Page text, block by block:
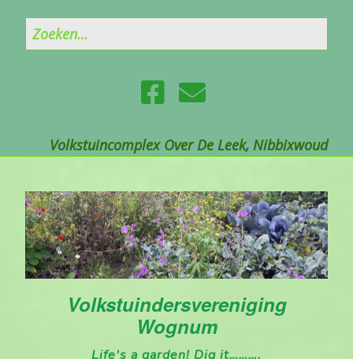
Volkstuincomplex Over De Leek, Nibbixwoud
Volkstuindersvereniging
Wognum
Life's a garden! Dig it……….